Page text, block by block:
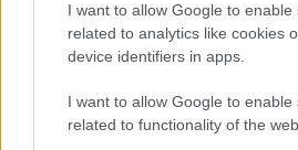
I want to allow Google to enable
related to analytics like cookies
device identifiers in apps.
I want to allow Google to enable
related to functionality of the
1 napja
Sajtó: Az Aston Martintól érkezik
Bullhoz?